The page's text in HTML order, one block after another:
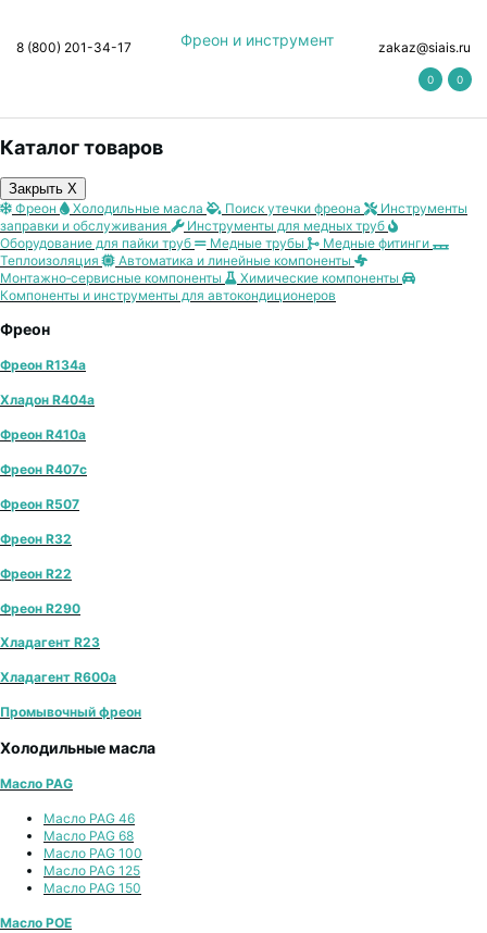
Фреон и инструмент
8 (800) 201-34-17 zakaz@siais.ru
0 0
Каталог товаров
Закрыть X
Фреон
Холодильные масла Поиск утечки фреона
Инструменты
заправки и обслуживания
Инструменты для медных труб
Оборудование для пайки труб
Медные трубы
Медные фитинги
Теплоизоляция
Автоматика и линейные компоненты
Монтажно‑сервисные компоненты
Химические компоненты
Компоненты и инструменты для автокондиционеров
Фреон
Фреон R134a
Хладон R404a
Фреон R410a
Фреон R407с
Фреон R507
Фреон R32
Фреон R22
Фреон R290
Хладагент R23
Хладагент R600a
Промывочный фреон
Холодильные масла
Масло PAG
Масло PAG 46
Масло PAG 68
Масло PAG 100
Масло PAG 125
Масло PAG 150
Масло POE